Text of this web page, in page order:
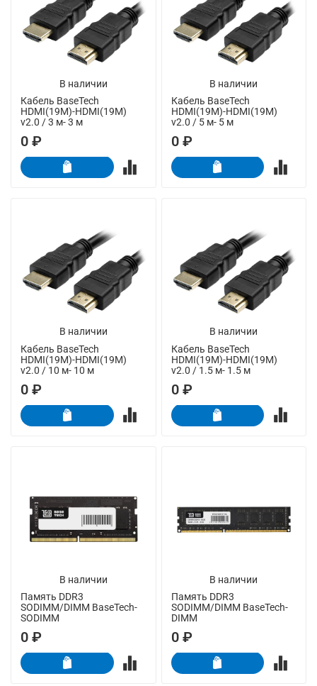
В наличии
Кабель BaseTech
HDMI(19M)-HDMI(19M)
v2.0 / 3 м- 3 м
0 ₽
В наличии
Кабель BaseTech
HDMI(19M)-HDMI(19M)
v2.0 / 5 м- 5 м
0 ₽
В наличии
Кабель BaseTech
HDMI(19M)-HDMI(19M)
v2.0 / 10 м- 10 м
0 ₽
В наличии
Кабель BaseTech
HDMI(19M)-HDMI(19M)
v2.0 / 1.5 м- 1.5 м
0 ₽
В наличии
Память DDR3
SODIMM/DIMM BaseTech-
SODIMM
0 ₽
В наличии
Память DDR3
SODIMM/DIMM BaseTech-
DIMM
0 ₽